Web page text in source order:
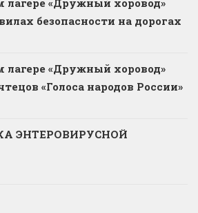
безопасности на дорогах
«Дружный хоровод»
«Голоса народов России»
ЭНТЕРОВИРУСНОЙ